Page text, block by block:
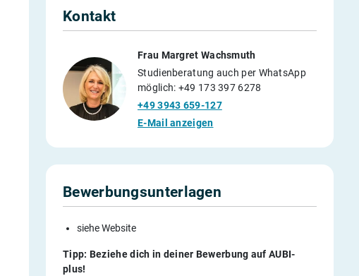
Kontakt
Frau Margret Wachsmuth
Studienberatung auch per WhatsApp
möglich: +49 173 397 6278
+49 3943 659-127
E-Mail anzeigen
Bewerbungsunterlagen
siehe Website
Tipp: Beziehe dich in deiner Bewerbung auf AUBI-
plus!